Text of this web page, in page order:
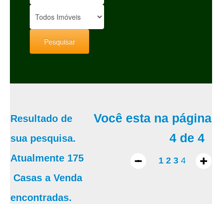
Resultado de
sua pesquisa.
Atualmente 175
Casas a Venda
encontradas.
Você esta na página
4 de 4
1 2 3 4